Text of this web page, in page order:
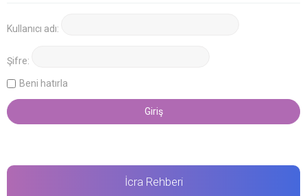
Kullanıcı adı:
Şifre:
Beni hatırla
İcra Rehberi